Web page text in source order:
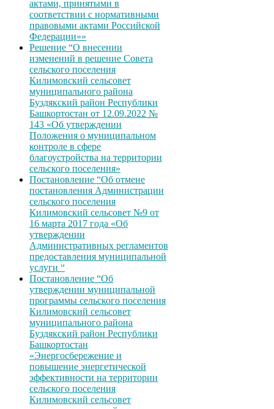
актами, принятыми в
соответствии с нормативными
правовыми актами Российской
Федерации»»
Решение “О внесении
изменений в решение Совета
сельского поселения
Килимовский сельсовет
муниципального района
Буздякский район Республики
Башкортостан от 12.09.2022 №
143 «Об утверждении
Положения о муниципальном
контроле в сфере
благоустройства на территории
сельского поселения»
Постановление “Об отмене
постановления Администрации
сельского поселения
Килимовский сельсовет №9 от
16 марта 2017 года «Об
утверждении
Административных регламентов
предоставления муниципальной
услуги “
Постановление “Об
утверждении муниципальной
программы сельского поселения
Килимовский сельсовет
муниципального района
Буздякский район Республики
Башкортостан
«Энергосбережение и
повышение энергетической
эффективности на территории
сельского поселения
Килимовский сельсовет